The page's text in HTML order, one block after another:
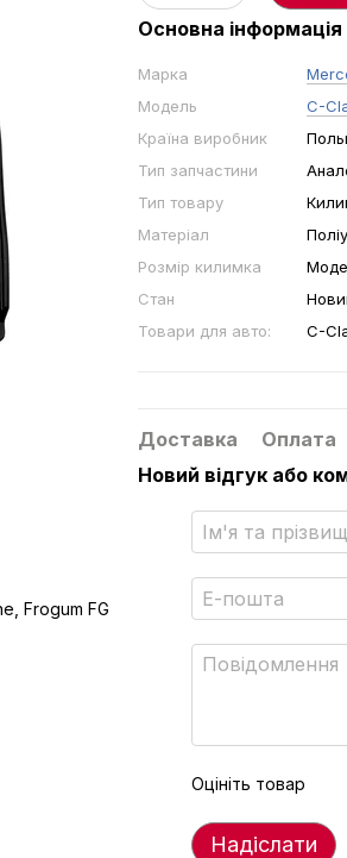
Frogum FG
Основна інформація
Марка
Модель
C-
Країна виробник
Тип запчастини
Тип товару
Матеріал
Розмір килимка
Стан
Товари для авто:
C-
Доставка Оплата
Новий відгук або
Оцініть товар
Надіслати